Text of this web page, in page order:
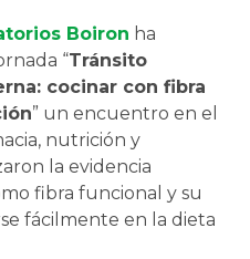
Boiron ha
“Tránsito
cocinar con fibra
” un encuentro en el
nutrición y
la evidencia
fibra funcional y su
fácilmente en la dieta